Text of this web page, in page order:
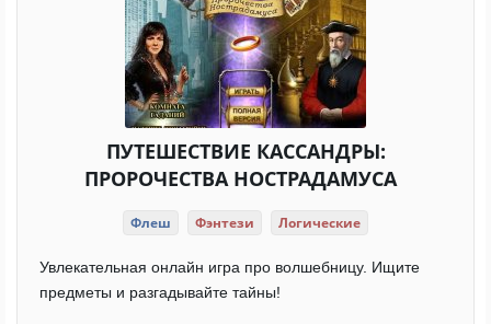
ПУТЕШЕСТВИЕ КАССАНДРЫ:
ПРОРОЧЕСТВА НОСТРАДАМУСА
Флеш Фэнтези Логические
Увлекательная онлайн игра про волшебницу. Ищите
предметы и разгадывайте тайны!